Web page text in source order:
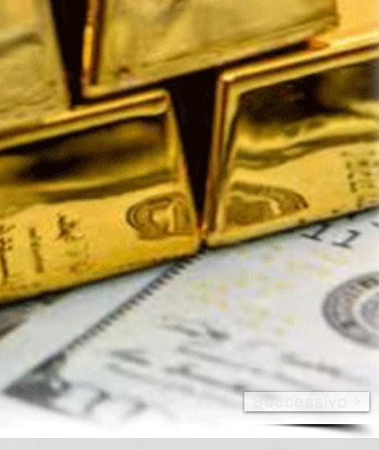
Successivo >